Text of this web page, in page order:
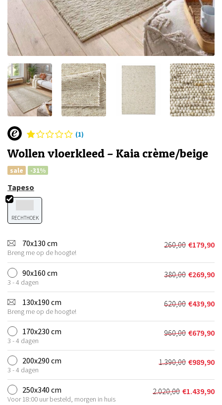
(1)
Wollen vloerkleed – Kaia crème/beige
sale -31%
Tapeso
RECHTHOEK
70x130 cm
Breng me op de hoogte!
260,00
prijs
was:
€260,00.
€179,90
Huidige
prijs
is:
€179,90.
90x160 cm
3 - 4 dagen
380,00
prijs
was:
€380,00.
€269,90
Huidige
prijs
is:
€269,90.
130x190 cm
Breng me op de hoogte!
620,00
prijs
was:
€620,00.
€439,90
Huidige
prijs
is:
€439,90.
170x230 cm
3 - 4 dagen
960,00
prijs
was:
€960,00.
€679,90
Huidige
prijs
is:
€679,90.
200x290 cm
3 - 4 dagen
1.390,00
prijs
was:
€1.390,00.
€989,90
Huidige
prijs
is:
€989,90.
250x340 cm
Voor 18:00 uur besteld, morgen in huis
2.020,00 €1.439,90
Huidige